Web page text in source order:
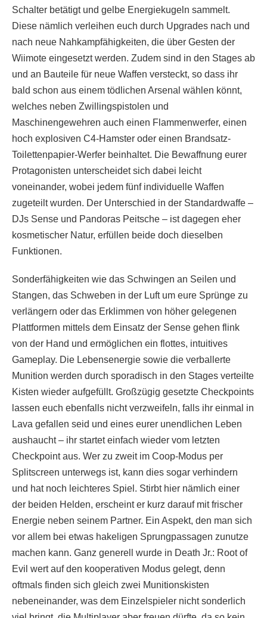
Schalter betätigt und gelbe Energiekugeln sammelt.
Diese nämlich verleihen euch durch Upgrades nach und
nach neue Nahkampfähigkeiten, die über Gesten der
Wiimote eingesetzt werden. Zudem sind in den Stages ab
und an Bauteile für neue Waffen versteckt, so dass ihr
bald schon aus einem tödlichen Arsenal wählen könnt,
welches neben Zwillingspistolen und
Maschinengewehren auch einen Flammenwerfer, einen
hoch explosiven C4-Hamster oder einen Brandsatz-
Toilettenpapier-Werfer beinhaltet. Die Bewaffnung eurer
Protagonisten unterscheidet sich dabei leicht
voneinander, wobei jedem fünf individuelle Waffen
zugeteilt wurden. Der Unterschied in der Standardwaffe –
DJs Sense und Pandoras Peitsche – ist dagegen eher
kosmetischer Natur, erfüllen beide doch dieselben
Funktionen.
Sonderfähigkeiten wie das Schwingen an Seilen und
Stangen, das Schweben in der Luft um eure Sprünge zu
verlängern oder das Erklimmen von höher gelegenen
Plattformen mittels dem Einsatz der Sense gehen flink
von der Hand und ermöglichen ein flottes, intuitives
Gameplay. Die Lebensenergie sowie die verballerte
Munition werden durch sporadisch in den Stages verteilte
Kisten wieder aufgefüllt. Großzügig gesetzte Checkpoints
lassen euch ebenfalls nicht verzweifeln, falls ihr einmal in
Lava gefallen seid und eines eurer unendlichen Leben
aushaucht – ihr startet einfach wieder vom letzten
Checkpoint aus. Wer zu zweit im Coop-Modus per
Splitscreen unterwegs ist, kann dies sogar verhindern
und hat noch leichteres Spiel. Stirbt hier nämlich einer
der beiden Helden, erscheint er kurz darauf mit frischer
Energie neben seinem Partner. Ein Aspekt, den man sich
vor allem bei etwas hakeligen Sprungpassagen zunutze
machen kann. Ganz generell wurde in Death Jr.: Root of
Evil wert auf den kooperativen Modus gelegt, denn
oftmals finden sich gleich zwei Munitionskisten
nebeneinander, was dem Einzelspieler nicht sonderlich